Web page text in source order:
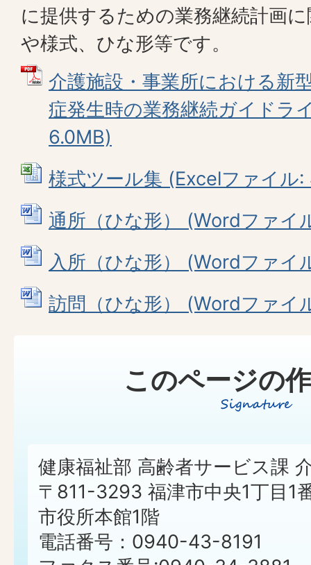
に提供するための業務継続計画
や様式、ひな形等です。
介護施設・事業所における新
症発生時の業務継続ガイドラ
6.0MB)
様式ツール集 (Excelファイル
通所（ひな形） (Wordファイ
入所（ひな形） (Wordファイ
訪問（ひな形） (Wordファイ
このページの
健康福祉部 高齢者サービス課
〒811-3293 福津市中央1丁目1
市役所本館1階
電話番号：0940-43-8191